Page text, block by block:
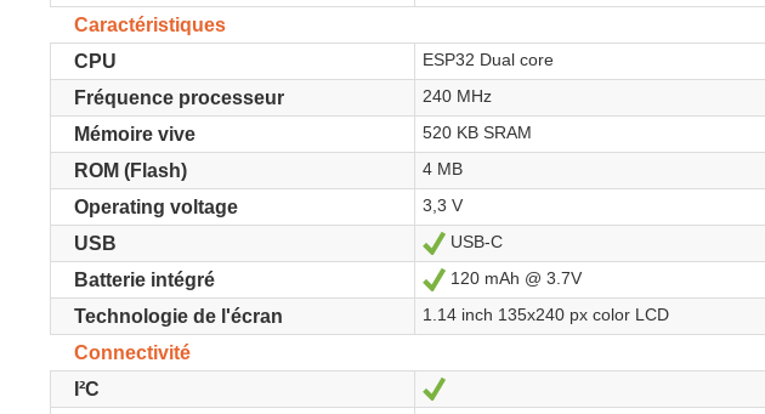
Caractéristiques
CPU
ESP32 Dual core
Fréquence processeur 240 MHz
Mémoire vive 520 KB SRAM
ROM (Flash) 4 MB
Operating voltage 3,3 V
USB Oui
USB-C
Batterie intégré Oui
120 mAh @ 3.7V
Technologie de l'écran 1.14 inch 135x240 px color LCD
Connectivité
I²C